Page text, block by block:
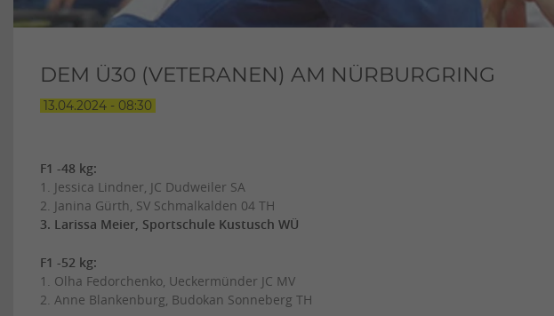
DEM Ü30 (VETERANEN) AM NÜRBURGRING
13.04.2024 - 08:30
F1 -48 kg:
1. Jessica Lindner, JC Dudweiler SA
2. Janina Gürth, SV Schmalkalden 04 TH
3. Larissa Meier, Sportschule Kustusch WÜ
F1 -52 kg:
1. Olha Fedorchenko, Ueckermünder JC MV
2. Anne Blankenburg, Budokan Sonneberg TH